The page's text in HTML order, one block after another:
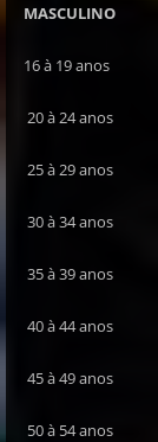
MASCULINO
16 à 19 anos
20 à 24 anos
25 à 29 anos
30 à 34 anos
35 à 39 anos
40 à 44 anos
45 à 49 anos
50 à 54 anos